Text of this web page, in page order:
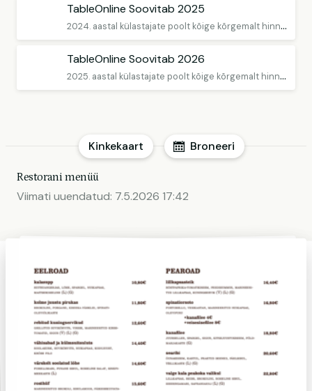
TableOnline Soovitab 2025
2
024. aastal külastajate poolt kõige kõrgemalt hinnatud restoranid
TableOnline Soovitab 2026
2
025. aastal külastajate poolt kõige kõrgemalt hinnatud restoranid
Broneeri
Kinkekaart
Restorani menüü
Viimati uuendatud: 7.5.2026 17:42